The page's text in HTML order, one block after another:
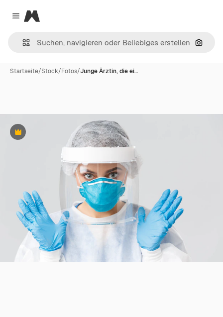
Close menu
Magnific
Nach
Startseite/Stock/Fotos/Junge Ärztin, die ei…
Premium